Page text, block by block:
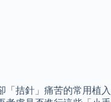
「拮針」痛苦的常用植入